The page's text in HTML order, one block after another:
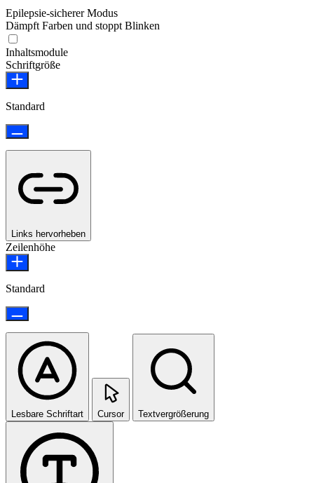
Epilepsie-sicherer Modus
Dämpft Farben und stoppt Blinken
Inhaltsmodule
Schriftgröße
Standard
Links hervorheben
Zeilenhöhe
Standard
Lesbare Schriftart Cursor Textvergrößerung